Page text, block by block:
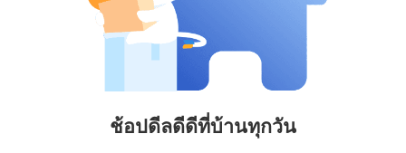
ช้อปดีลดีดีที่บ้านทุกวัน